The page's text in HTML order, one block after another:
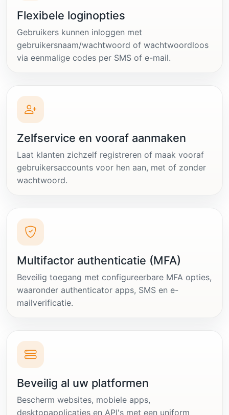
Flexibele loginopties
Gebruikers kunnen inloggen met
gebruikersnaam/wachtwoord of wachtwoordloos
via eenmalige codes per SMS of e-mail.
Zelfservice en vooraf aanmaken
Laat klanten zichzelf registreren of maak vooraf
gebruikersaccounts voor hen aan, met of zonder
wachtwoord.
Multifactor authenticatie (MFA)
Beveilig toegang met configureerbare MFA opties,
waaronder authenticator apps, SMS en e-
mailverificatie.
Beveilig al uw platformen
Bescherm websites, mobiele apps,
desktopapplicaties en API's met een uniform